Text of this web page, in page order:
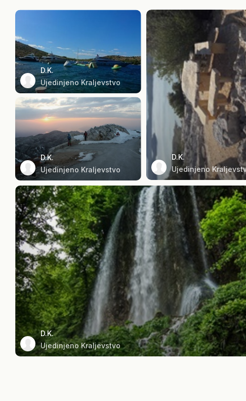
D.K.
Ujedinjeno Kraljevstvo
D.K.
Ujedinjeno Kraljevstvo
D.K.
Ujedinjeno
D.K.
Ujedinjeno Kraljevstvo